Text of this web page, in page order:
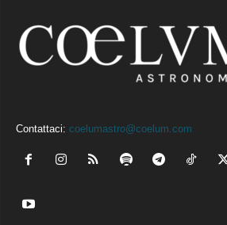
Contattaci: coelumastro@coelum.com